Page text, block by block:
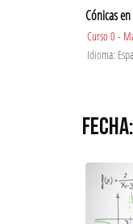
Cónicas
Curso 0 -
Idioma: